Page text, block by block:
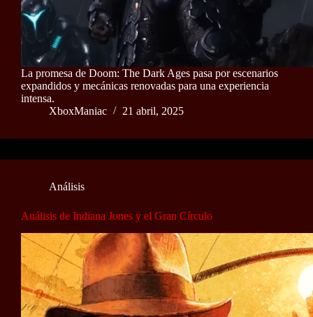
La promesa de Doom: The Dark Ages pasa por escenarios
expandidos y mecánicas renovadas para una experiencia
intensa.
XboxManiac
21 abril, 2025
Análisis
Análisis de Indiana Jones y el Gran Círculo